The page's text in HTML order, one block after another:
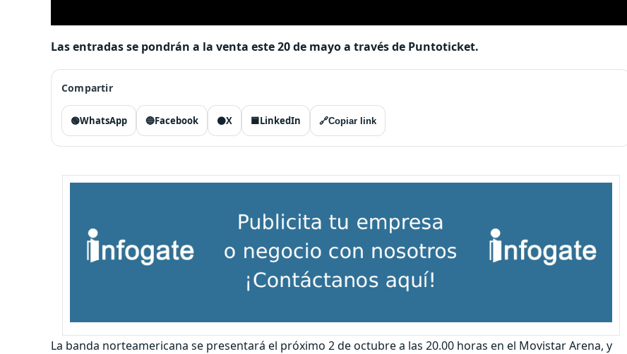
Las entradas se pondrán a la venta este 20 de mayo a través de Puntoticket.
Compartir
🟢WhatsApp 🔵Facebook ⚫X 🟦LinkedIn 🔗Copiar link
La banda norteamericana se presentará el próximo 2 de octubre a las 20.00 horas en el Movistar Arena, y